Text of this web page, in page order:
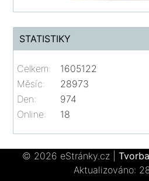
STATISTIKY
Online: 18
Celkem:
1605122
Měsíc:
28973
Den:
974
© 2026 eStránky.cz
Aktualizováno: